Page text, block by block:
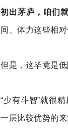
初出茅庐，咱们
间、体力这些相
但是，这毕竟是
“少有斗智”就很
一层比较优势的